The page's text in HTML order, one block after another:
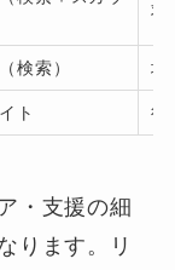
求
検索） 地
ト 行
・支援の細
ります。リ